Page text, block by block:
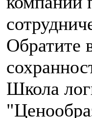
Обратите
Школа